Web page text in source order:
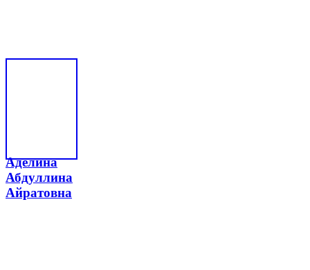
Аделина
Абдуллина
Айратовна